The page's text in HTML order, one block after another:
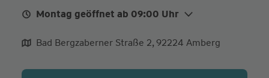
Montag geöffnet ab 09:00 Uhr
Mo.
09:00 - 12:00
14:00 - 17:00
Bad Bergzaberner Straße 2, 92224 Amberg